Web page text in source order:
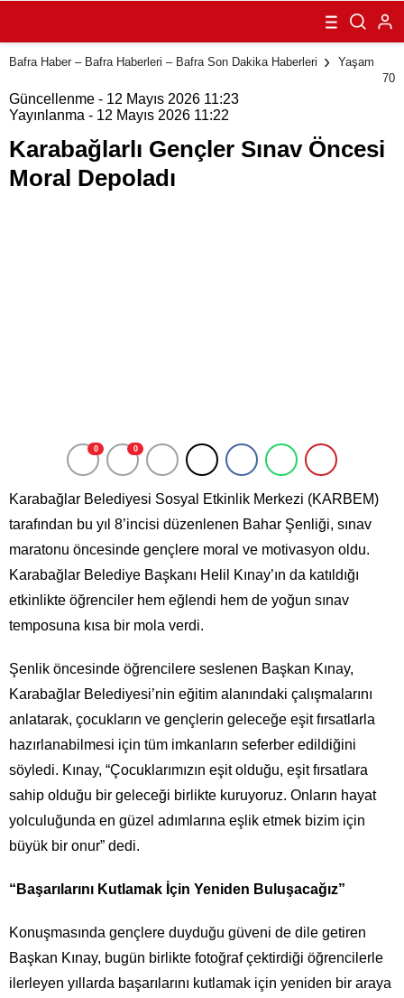
Öncesi Moral
Depoladı
Bafra Haber – Bafra Haberleri – Bafra Son Dakika Haberleri
Yaşam
70
Güncellenme - 12 Mayıs 2026 11:23
Yayınlanma - 12 Mayıs 2026 11:22
Karabağlarlı Gençler Sınav Öncesi
Moral Depoladı
0 0
Karabağlar Belediyesi Sosyal Etkinlik Merkezi (KARBEM)
tarafından bu yıl 8’incisi düzenlenen Bahar Şenliği, sınav
maratonu öncesinde gençlere moral ve motivasyon oldu.
Karabağlar Belediye Başkanı Helil Kınay’ın da katıldığı
etkinlikte öğrenciler hem eğlendi hem de yoğun sınav
temposuna kısa bir mola verdi.
Şenlik öncesinde öğrencilere seslenen Başkan Kınay,
Karabağlar Belediyesi’nin eğitim alanındaki çalışmalarını
anlatarak, çocukların ve gençlerin geleceğe eşit fırsatlarla
hazırlanabilmesi için tüm imkanların seferber edildiğini
söyledi. Kınay, “Çocuklarımızın eşit olduğu, eşit fırsatlara
sahip olduğu bir geleceği birlikte kuruyoruz. Onların hayat
yolculuğunda en güzel adımlarına eşlik etmek bizim için
büyük bir onur” dedi.
“Başarılarını Kutlamak İçin Yeniden Buluşacağız”
Konuşmasında gençlere duyduğu güveni de dile getiren
Başkan Kınay, bugün birlikte fotoğraf çektirdiği öğrencilerle
ilerleyen yıllarda başarılarını kutlamak için yeniden bir araya